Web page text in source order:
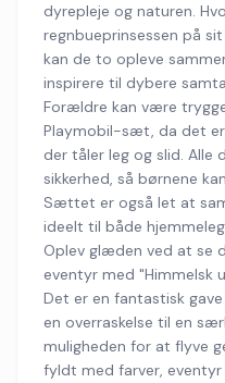
dyrepleje og naturen.
regnbueprinsessen på
kan de to opleve
inspirere til dybere
Forældre kan være
Playmobil-sæt, da det
der tåler leg og slid. Alle
sikkerhed, så børnene
Sættet er også let at
ideelt til både
Oplev glæden ved at se
eventyr med "Himmelsk
Det er en fantastisk
en overraskelse til en
muligheden for at flyve
fyldt med farver, eventyr